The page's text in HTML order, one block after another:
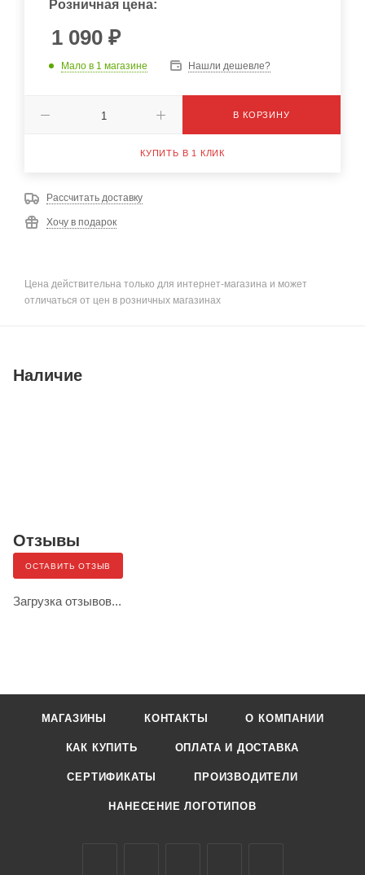
Розничная цена:
1 090 ₽
Мало в 1 магазине Нашли дешевле?
В КОРЗИНУ
КУПИТЬ В 1 КЛИК
Рассчитать доставку
Хочу в подарок
Цена действительна только для интернет-магазина и может
отличаться от цен в розничных магазинах
Наличие
Отзывы
ОСТАВИТЬ ОТЗЫВ
Загрузка отзывов...
МАГАЗИНЫ КОНТАКТЫ О КОМПАНИИ
КАК КУПИТЬ ОПЛАТА И ДОСТАВКА
СЕРТИФИКАТЫ ПРОИЗВОДИТЕЛИ
НАНЕСЕНИЕ ЛОГОТИПОВ